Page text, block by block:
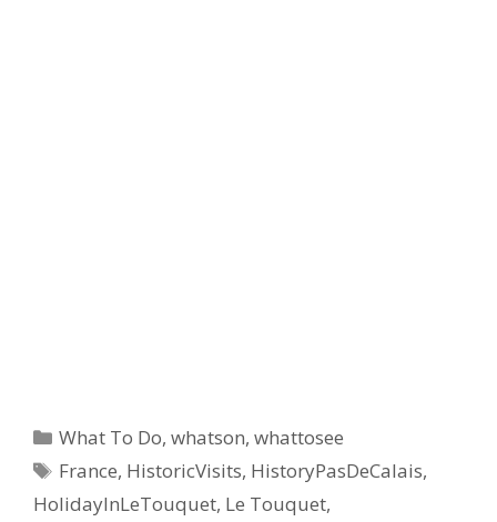
What To Do,whatson,whattosee
France, HistoricVisits, HistoryPasDeCalais,
HolidayInLeTouquet, Le Touquet,